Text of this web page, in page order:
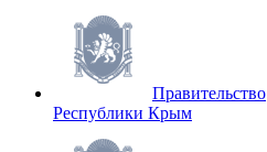
Правительство
Республики Крым